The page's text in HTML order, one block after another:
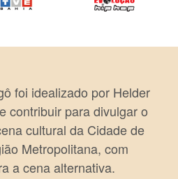
foi idealizado por Helder
contribuir para divulgar o
cultural da Cidade de
Metropolitana, com
a cena alternativa.